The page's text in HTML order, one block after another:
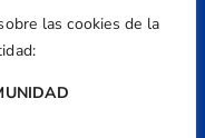
las cookies de la